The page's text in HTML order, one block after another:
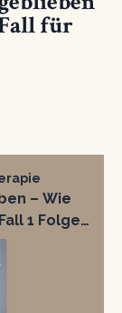
für